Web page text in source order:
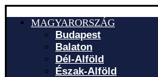
MAGYARORSZÁG
Budapest
Balaton
Dél-Alföld
Észak-Alföld